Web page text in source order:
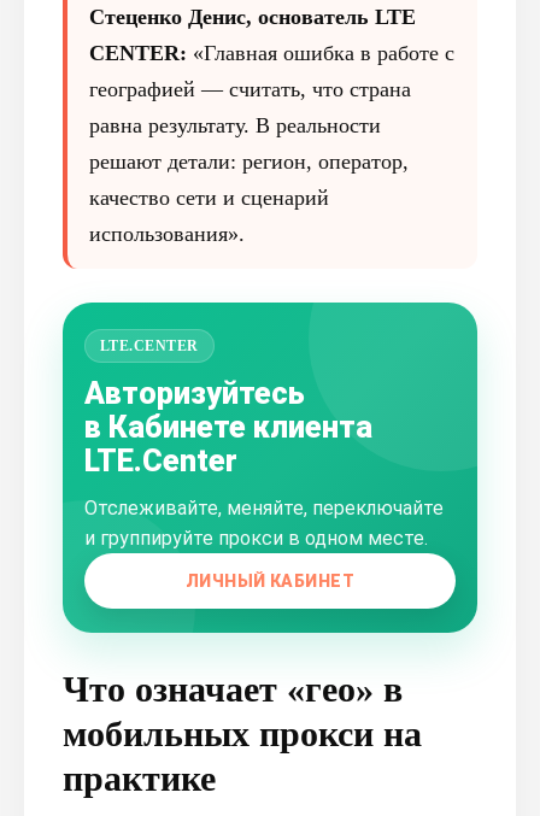
Стеценко Денис, основатель LTE
CENTER: «Главная ошибка в работе с
географией — считать, что страна
равна результату. В реальности
решают детали: регион, оператор,
качество сети и сценарий
использования».
LTE.CENTER
Авторизуйтесь
в Кабинете клиента
LTE.Center
Отслеживайте, меняйте, переключайте
и группируйте прокси в одном месте.
ЛИЧНЫЙ КАБИНЕТ
Что означает «гео» в
мобильных прокси на
практике